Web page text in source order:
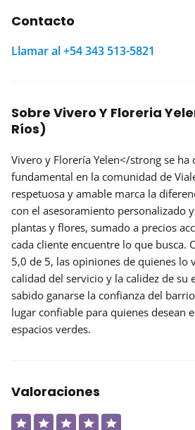
Contacto
Llamar al +54 343 513-5821
Sobre Vivero Y Floreria
Ríos)
Vivero y Florería Yelen</strong se
fundamental en la comunidad de
respetuosa y amable marca la
con el asesoramiento personalizado
plantas y flores, sumado a precios
cada cliente encuentre lo que busca.
5,0 de 5, las opiniones de quienes lo
calidad del servicio y la calidez de su
sabido ganarse la confianza del
lugar confiable para quienes desean
espacios verdes.
Valoraciones